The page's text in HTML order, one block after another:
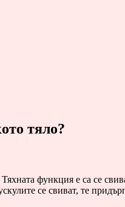
тяло?
функция е са се
се свиват, те